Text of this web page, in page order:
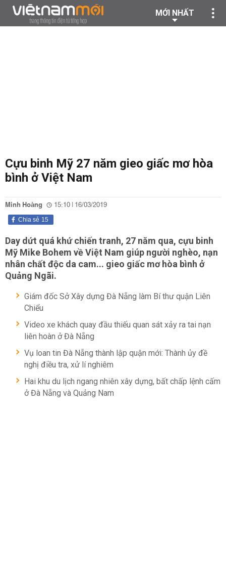
MỚI NHẤT
Cựu binh Mỹ 27 năm gieo giấc mơ hòa
bình ở Việt Nam
Minh Hoàng 15:10 | 16/03/2019
15
Chia sẻ
Day dứt quá khứ chiến tranh, 27 năm qua, cựu binh
Mỹ Mike Bohem về Việt Nam giúp người nghèo, nạn
nhân chất độc da cam... gieo giấc mơ hòa bình ở
Quảng Ngãi.
Giám đốc Sở Xây dựng Đà Nẵng làm Bí thư quận Liên
Chiểu
Video xe khách quay đầu thiếu quan sát xảy ra tai nạn
liên hoàn ở Đà Nẵng
Vụ loan tin Đà Nẵng thành lập quận mới: Thành ủy đề
nghị điều tra, xử lí nghiêm
Hai khu du lịch ngang nhiên xây dựng, bất chấp lệnh cấm
ở Đà Nẵng và Quảng Nam